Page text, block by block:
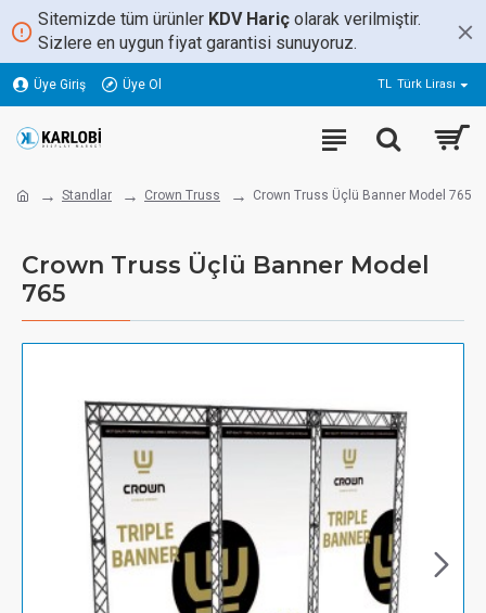
Sitemizde tüm ürünler KDV Hariç olarak verilmiştir.
Sizlere en uygun fiyat garantisi sunuyoruz.
Üye Giriş Üye Ol TL Türk Lirası
Standlar Crown Truss Crown Truss Üçlü Banner Model 765
Crown Truss Üçlü Banner Model
765